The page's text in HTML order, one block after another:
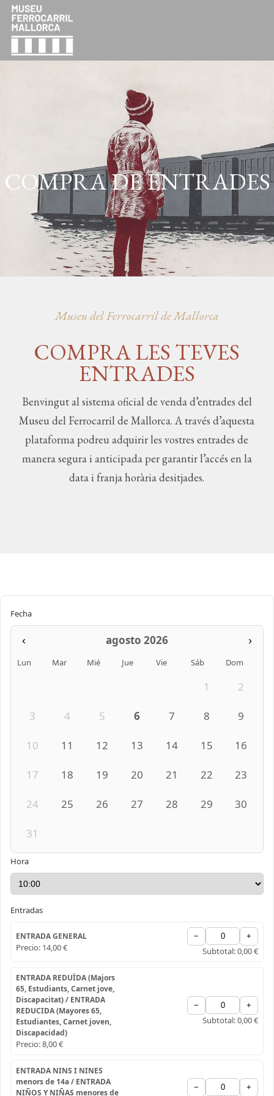
COMPRA DE
Museu del Ferrocarril de Mallorca
COMPRA LES TEVES
ENTRADES
Benvingut al sistema oficial de venda d’entrades del
Museu del Ferrocarril de Mallorca. A través d’aquesta
plataforma podreu adquirir les vostres entrades de
manera segura i anticipada per garantir l’accés en la
data i franja horària desitjades.
Fecha
‹ agosto 2026 ›
Lun Mar Mié Jue Vie Sáb Dom
1 2
3 4 5 6 7 8 9
10 11 12 13 14 15 16
17 18 19 20 21 22 23
24 25 26 27 28 29 30
31
Hora
Entradas
ENTRADA GENERAL
Precio: 14,00 €
− +
Subtotal:0,00 €
ENTRADA REDUÏDA (Majors
65, Estudiants, Carnet jove,
Discapacitat) / ENTRADA
REDUCIDA (Mayores 65,
Estudiantes, Carnet joven,
Discapacidad)
Precio:8,00 €
− +
Subtotal:0,00 €
ENTRADA NINS I NINES
menors de 14a / ENTRADA
NIÑOS Y NIÑAS menores de
− +